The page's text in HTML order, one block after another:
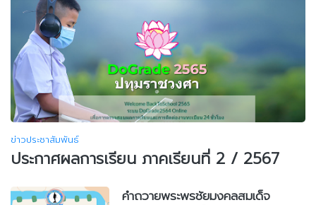
ข่าวประชาสัมพันธ์
ประกาศผลการเรียน ภาคเรียนที่ 2 / 2567
คำถวายพระพรชัยมงคลสมเด็จ